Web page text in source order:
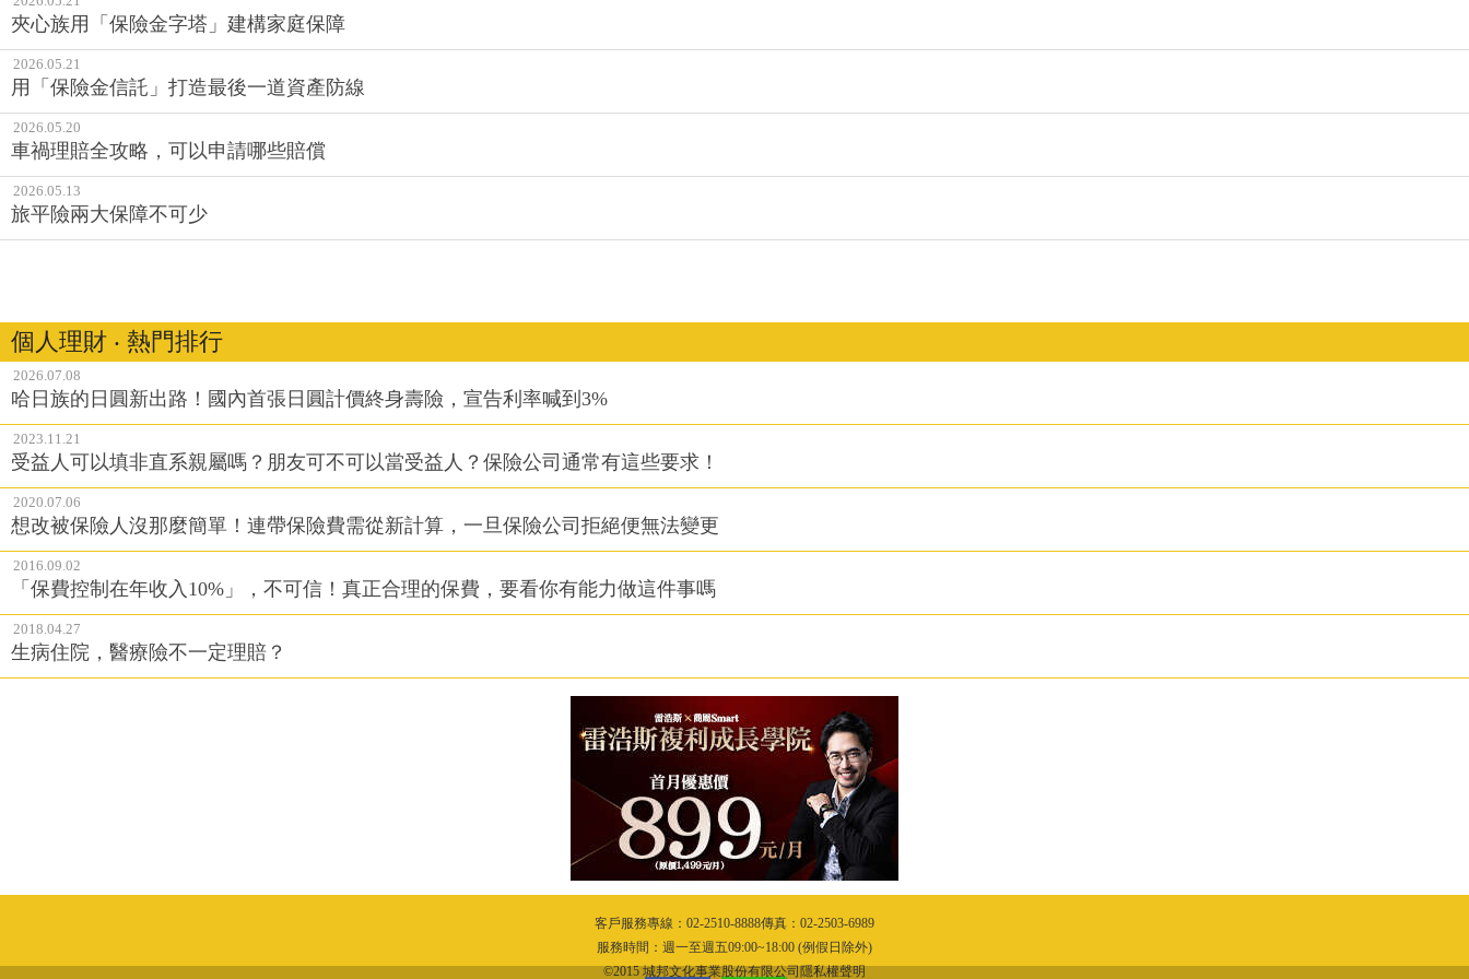
夾心族用「保險金字塔」建構家庭保障
2026.05.21
用「保險金信託」打造最後一道資產防線
2026.05.20
車禍理賠全攻略，可以申請哪些賠償
2026.05.13
旅平險兩大保障不可少
個人理財 ‧ 熱門排行
2026.07.08
哈日族的日圓新出路！國內首張日圓計價終身壽險，宣告利率喊到3%
2023.11.21
受益人可以填非直系親屬嗎？朋友可不可以當受益人？保險公司通常有這些要求！
2020.07.06
想改被保險人沒那麼簡單！連帶保險費需從新計算，一旦保險公司拒絕便無法變更
2016.09.02
「保費控制在年收入10%」，不可信！真正合理的保費，要看你有能力做這件事嗎
2018.04.27
生病住院，醫療險不一定理賠？
客戶服務專線：02-2510-8888傳真：02-2503-6989
服務時間：週一至週五09:00~18:00 (例假日除外)
©2015 城邦文化事業股份有限公司隱私權聲明